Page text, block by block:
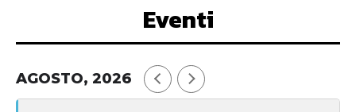
Eventi
AGOSTO, 2026